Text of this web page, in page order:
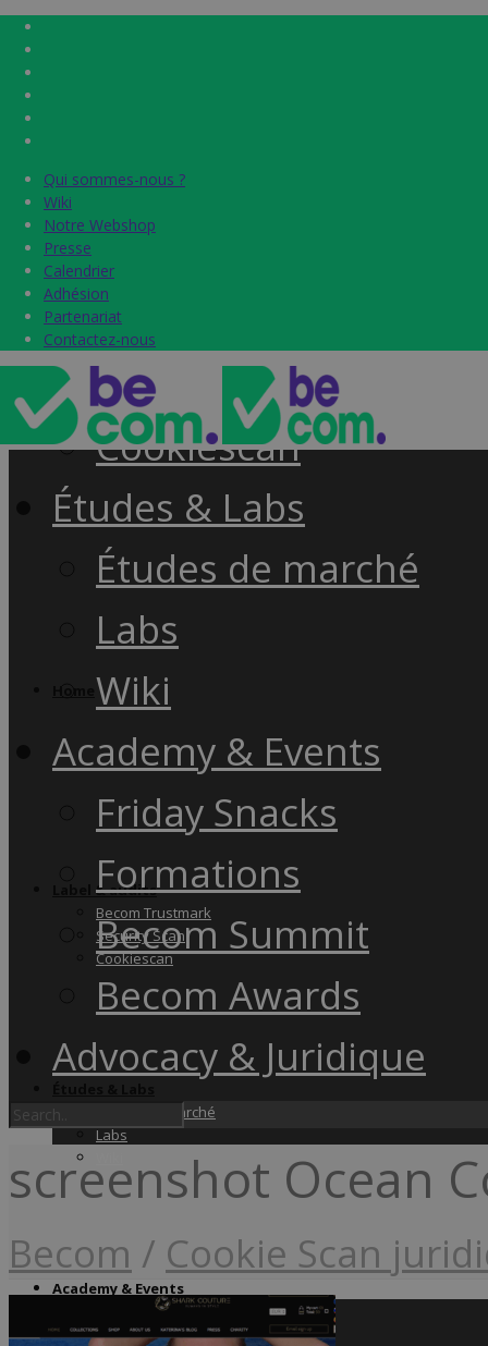
Qui sommes-nous ?
Wiki
Notre Webshop
Presse
Calendrier
Adhésion
Partenariat
Contactez-nous
Label & audits
Becom Trustmark
Security Scan
Cookiescan
Études de marché
Labs
Academy & Events
Friday Snacks
Formations
Qui sommes-nous ?
Wiki
Notre Webshop
Presse
Calendrier
Adhésion
Partenariat
Contactez-nous
Home
Label & audits
Becom Trustmark
Security Scan
Cookiescan
Études & Labs
Études de marché
Labs
Wiki
Academy & Events
Friday Snacks
Formations
Becom Summit
Becom Awards
Advocacy & Juridique
screenshot Ocean
Becom / Cookie Scan